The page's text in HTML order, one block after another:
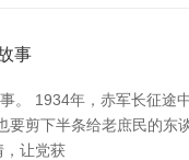
事
1934年，赤军长征途
剪下半条给老庶民的东
，让党获